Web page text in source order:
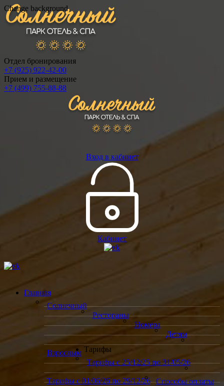
Change background
Отдел бронирования
+7 (925) 922-42-00
Прием и размещение
+7 (499) 755-88-88
Вход в кабинет
Кабинет
Главная
Солнечный
Рестораны
Номера
Детям
Взрослым Тарифы
Тарифы с 25/12/25 по 31/05/26
Тарифы с 01/06/26 по 29/12/26
Способы оплаты